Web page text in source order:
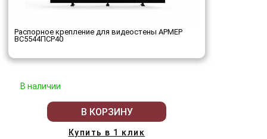
Распорное крепление для видеостены АРМЕР
ВС5544ПСР40
В наличии
В КОРЗИНУ
Купить в 1 клик